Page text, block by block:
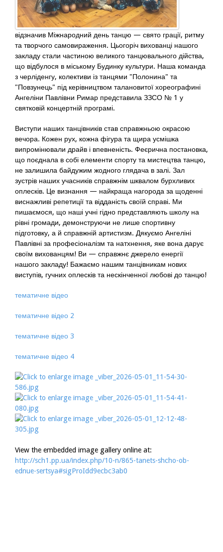
відзначив Міжнародний день танцю — свято грації, ритму
та творчого самовираження. Цьогоріч вихованці нашого
закладу стали частиною великого танцювального дійства,
що відбулося в міському Будинку культури. Наша команда
з черліденгу, колективи із танцями "Полонина" та
"Повзунець" під керівництвом талановитої хореографині
Ангеліни Павлівни Римар представила ЗЗСО № 1 у
святковій концертній програмі.
Виступи наших танцівників став справжньою окрасою
вечора. Кожен рух, кожна фігура та щира усмішка
випромінювали драйв і впевненість. Феєрична постановка,
що поєднала в собі елементи спорту та мистецтва танцю,
не залишила байдужим жодного глядача в залі. Зал
зустрів наших учасників справжнім шквалом бурхливих
оплесків. Це визнання — найкраща нагорода за щоденні
виснажливі репетиції та відданість своїй справі. Ми
пишаємося, що наші учні гідно представляють школу на
рівні громади, демонструючи не лише спортивну
підготовку, а й справжній артистизм. Дякуємо Ангеліні
Павлівні за професіоналізм та натхнення, яке вона дарує
своїм вихованцям! Ви — справжнє джерело енергії
нашого закладу! Бажаємо нашим танцівникам нових
виступів, гучних оплесків та нескінченної любові до танцю!
тематичне відео
тематичне відео 2
тематичне відео 3
тематичне відео 4
View the embedded image gallery online at:
http://sch1.pp.ua/index.php/10-n/865-tanets-shcho-ob-
ednue-sertsya#sigProIdd9ecbc3ab0